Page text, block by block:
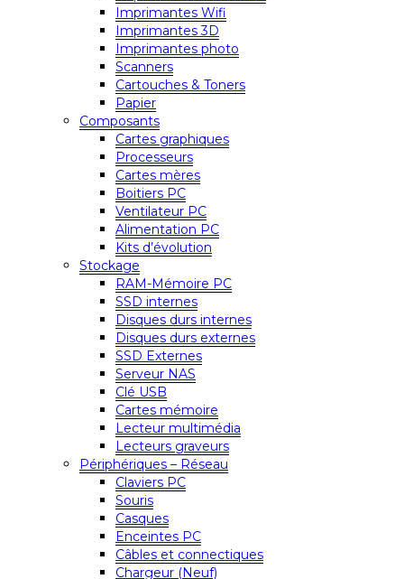
Imprimantes Wifi
Imprimantes 3D
Imprimantes photo
Scanners
Cartouches & Toners
Papier
Composants
Cartes graphiques
Processeurs
Cartes mères
Boitiers PC
Ventilateur PC
Alimentation PC
Kits d’évolution
Stockage
RAM-Mémoire PC
SSD internes
Disques durs internes
Disques durs externes
SSD Externes
Serveur NAS
Clé USB
Cartes mémoire
Lecteur multimédia
Lecteurs graveurs
Périphériques – Réseau
Claviers PC
Souris
Casques
Enceintes PC
Câbles et connectiques
Chargeur (Neuf)